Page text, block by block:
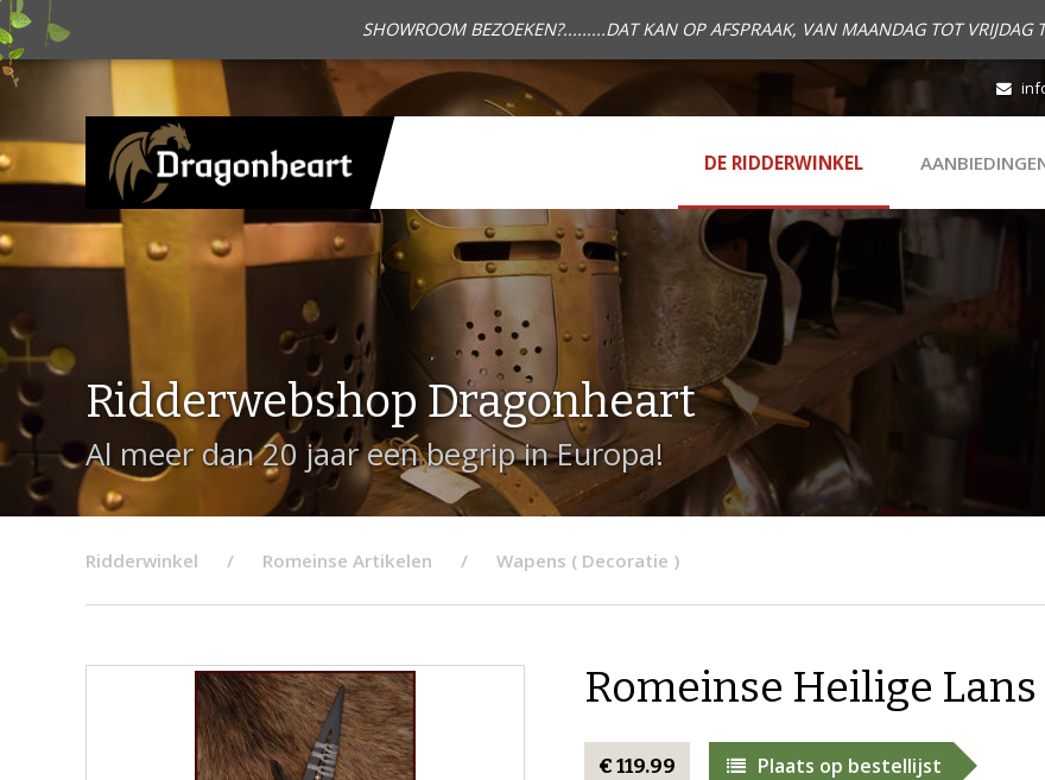
SHOWROOM BEZOEKEN?.........DAT KAN OP AFSPRAAK, VAN MAANDAG TOT VRIJDAG
DE RIDDERWINKEL
Ridderwebshop Dragonheart
Al meer dan 20 jaar een begrip in Europa!
Ridderwinkel Romeinse Artikelen Wapens ( Decoratie )
Romeinse Heilige Lans
€ 119.99 Plaats op bestellijst